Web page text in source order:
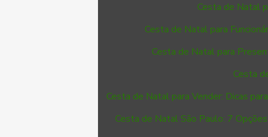
Cesta de Natal
Cesta de Natal para
Cesta de Natal para
Cesta
Cesta de Natal para Vender: Dicas
Cesta de Natal São Paulo: 7